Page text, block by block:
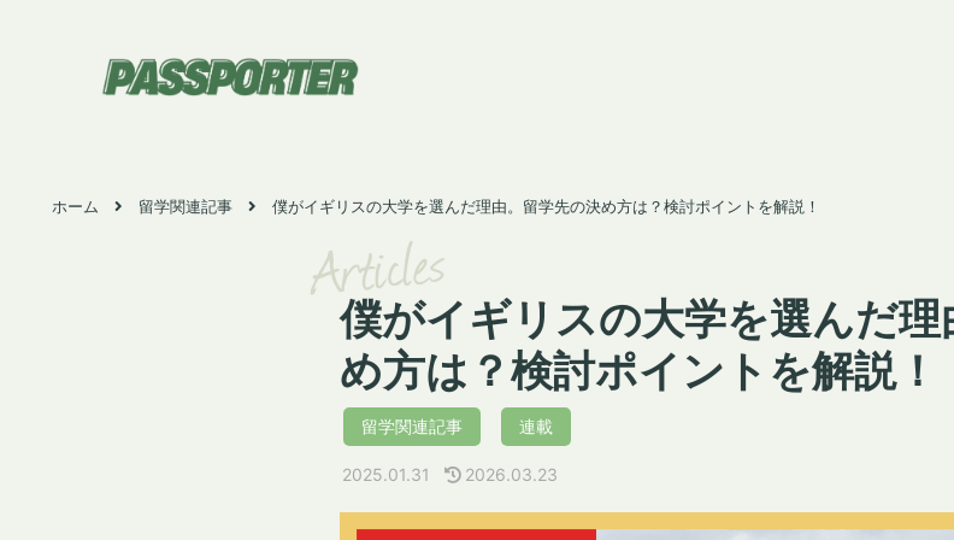
ホーム 留学関連記事 僕がイギリスの大学を選んだ理由。留学先の決め方は？検討ポイントを解説！
Articles
僕がイギリスの大学を選んだ
め方は？検討ポイントを解説！
留学関連記事 連載
2025.01.31 2026.03.23